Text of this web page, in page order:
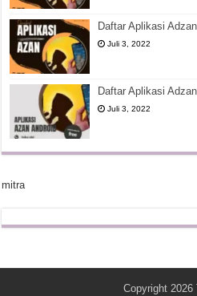
Daftar Aplikasi
Juli 3, 2022
Daftar Aplikasi
Juli 3, 2022
mitra
Copyright 2026